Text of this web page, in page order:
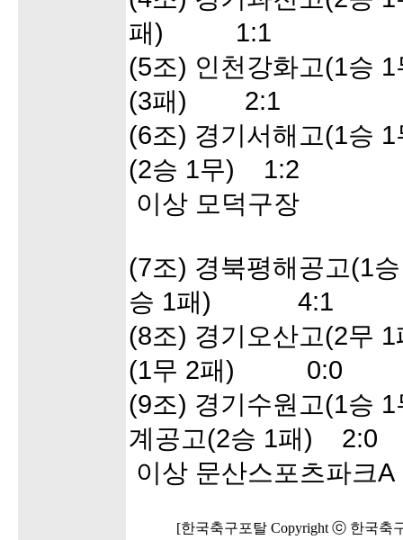
패) 1:1
(5조) 인천강화고(1승
(3패) 2:1
(6조) 경기서해고(1승
(2승 1무) 1:2
이상 모덕구장
(7조) 경북평해공고(1
승 1패) 4:1
(8조) 경기오산고(2무
(1무 2패) 0:0
(9조) 경기수원고(1승
계공고(2승 1패) 2:0
이상 문산스포츠파크A
[한국축구포탈 Copyright ⓒ 한국축